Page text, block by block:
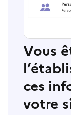
Vous
ces
votre